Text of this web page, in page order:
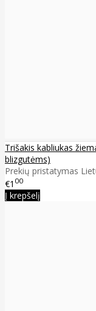
Trišakis kabliukas
blizgutėms)
Prekių pristatymas
€1 00
Į krepšelį